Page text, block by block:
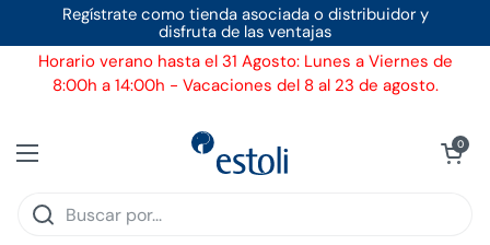
Ir al contenidoRegístrate como tienda asociada o distribuidor y
disfruta de las ventajas
Horario verano hasta el 31 Agosto: Lunes a Viernes de
8:00h a 14:00h - Vacaciones del 8 al 23 de agosto.
Abrir menú
Ver carrito
0